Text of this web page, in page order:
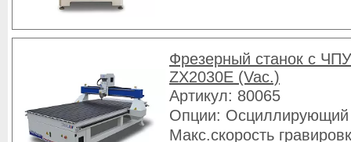
Фрезерный станок с
ZX2030E (Vac.)
Артикул: 80065
Опции:
Макс.скорость